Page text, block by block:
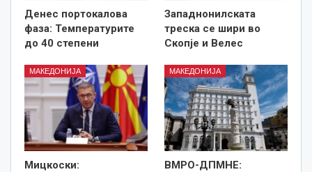
Денес портокалова
фаза: Температурите
до 40 степени
Западнонилската
треска се шири во
Скопје и Велес
МАКЕДОНИЈА
Мицкоски:
МАКЕДОНИЈА
ВМРО-ДПМНЕ: